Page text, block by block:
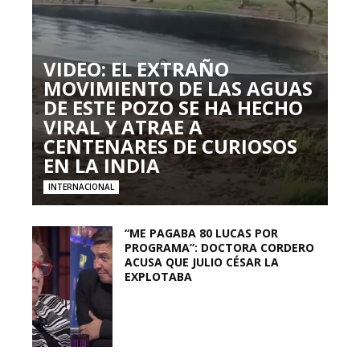
VIDEO: EL EXTRAÑO
MOVIMIENTO DE LAS AGUAS
DE ESTE POZO SE HA HECHO
VIRAL Y ATRAE A
CENTENARES DE CURIOSOS
EN LA INDIA
INTERNACIONAL
“ME PAGABA 80 LUCAS POR
PROGRAMA”: DOCTORA CORDERO
ACUSA QUE JULIO CÉSAR LA
EXPLOTABA